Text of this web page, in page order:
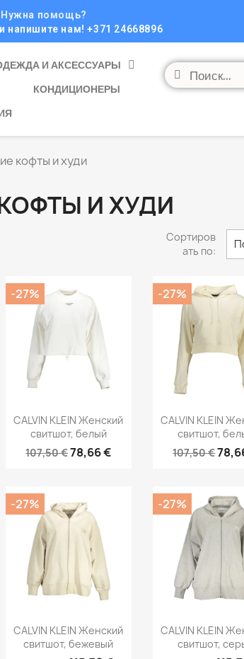
Нужна помощь?
напишите нам! +371 24668896
И АКСЕССУАРЫ
КОНДИЦИОНЕРЫ
кофты и худи
И ХУДИ
Сортиров
ать по:
Быстрый просмотр
CALVIN KLEIN Женский
свитшот, белый
107,50 €78,66 €
-27%
Быстрый
CALVIN KLEIN
свитшот,
107,50 €
-27%
Быстрый просмотр
CALVIN KLEIN Женский
свитшот, бежевый
-27%
Быстрый
CALVIN KLEIN
свитшот,
-27%